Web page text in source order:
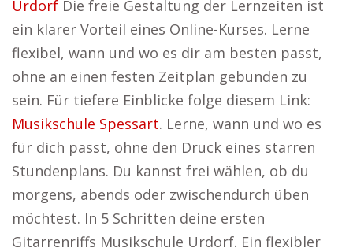
Urdorf Die freie Gestaltung der Lernzeiten ist
ein klarer Vorteil eines Online-Kurses. Lerne
flexibel, wann und wo es dir am besten passt,
ohne an einen festen Zeitplan gebunden zu
sein. Für tiefere Einblicke folge diesem Link:
Musikschule Spessart. Lerne, wann und wo es
für dich passt, ohne den Druck eines starren
Stundenplans. Du kannst frei wählen, ob du
morgens, abends oder zwischendurch üben
möchtest. In 5 Schritten deine ersten
Gitarrenriffs Musikschule Urdorf. Ein flexibler